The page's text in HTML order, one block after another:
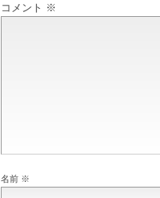
コメント ※
名前 ※